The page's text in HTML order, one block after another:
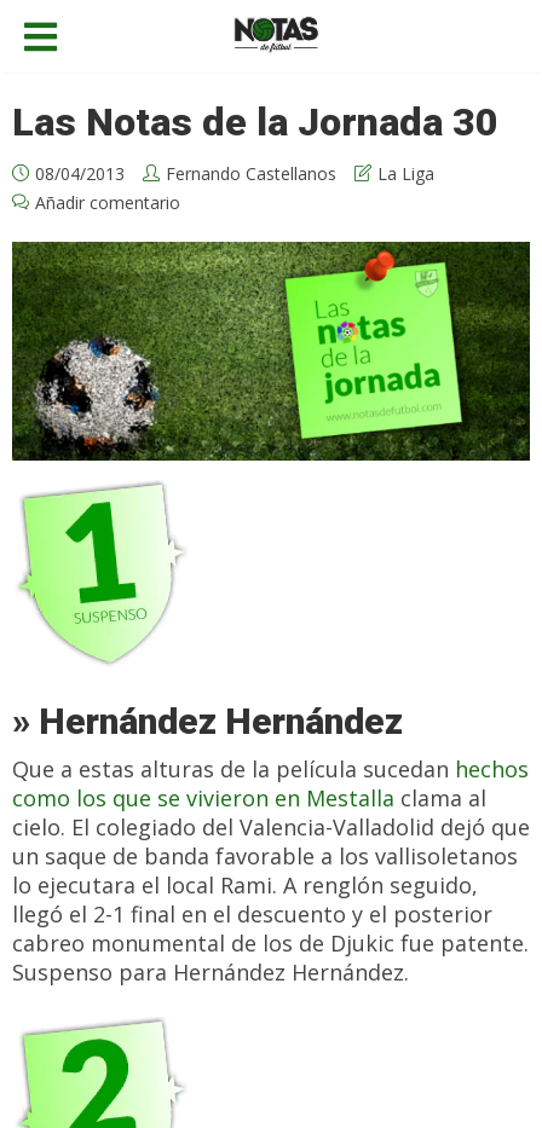
Las Notas de la Jornada 30
08/04/2013 Fernando Castellanos
La Liga
Añadir comentario
» Hernández Hernández
Que a estas alturas de la película sucedan hechos
como los que se vivieron en Mestalla clama al
cielo. El colegiado del Valencia-Valladolid dejó que
un saque de banda favorable a los vallisoletanos
lo ejecutara el local Rami. A renglón seguido,
llegó el 2-1 final en el descuento y el posterior
cabreo monumental de los de Djukic fue patente.
Suspenso para Hernández Hernández.